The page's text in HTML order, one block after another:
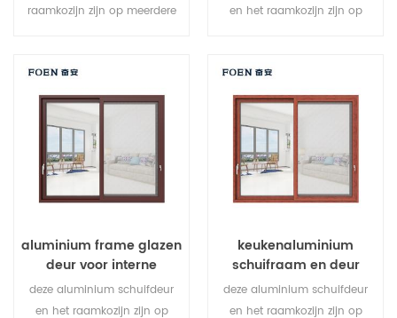
raamkozijn zijn op meerdere
tegen diefstal zijn uitstekend.
gevarieerde deurtypen om te
architecturale behoeften.
en het raamkozijn zijn op
beveiliging tegen diefstal zijn
uitstekend. gevarieerde
verschillende architecturale
behoeften.
aluminium frame glazen
deur voor interne
badkamer
deze aluminium schuifdeur
en het raamkozijn zijn op
keukenaluminium
schuifraam en deur
deze aluminium schuifdeur
en het raamkozijn zijn op